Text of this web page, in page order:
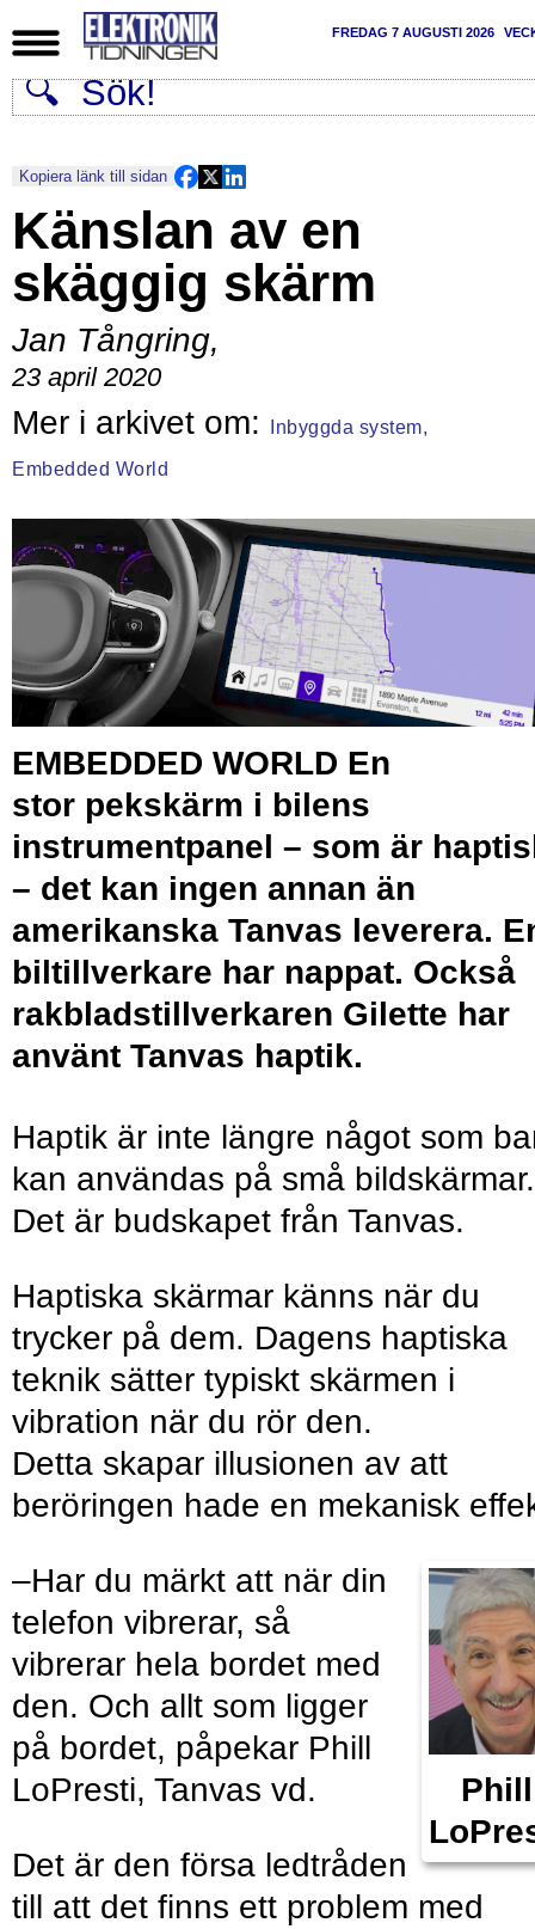
FREDAG 7 AUGUSTI 2026
Kopiera länk till sidan
Känslan av en
skäggig skärm
Jan Tångring,
23 april 2020
Inbyggda system,
Embedded World
EMBEDDED WORLD En
stor pekskärm i bilens
instrumentpanel – som är
– det kan ingen annan än
amerikanska Tanvas leverera.
biltillverkare har nappat. Också
rakbladstillverkaren Gilette har
använt Tanvas haptik.
Haptik är inte längre något som
kan användas på små bildskärmar.
Det är budskapet från Tanvas.
Haptiska skärmar känns när du
trycker på dem. Dagens haptiska
teknik sätter typiskt skärmen i
vibration när du rör den.
Detta skapar illusionen av att
beröringen hade en mekanisk
Phill
–Har du märkt att när din
telefon vibrerar, så
vibrerar hela bordet med
den. Och allt som ligger
på bordet, påpekar Phill
LoPresti, Tanvas vd.
Det är den försa ledtråden
till att det finns ett problem med